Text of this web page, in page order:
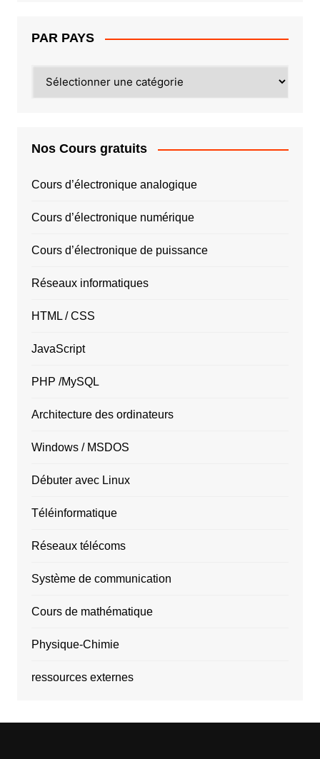
PAR PAYS
PAYS
Nos Cours gratuits
Cours d’électronique analogique
Cours d’électronique numérique
Cours d’électronique de puissance
Réseaux informatiques
HTML / CSS
JavaScript
PHP /MySQL
Architecture des ordinateurs
Windows / MSDOS
Débuter avec Linux
Téléinformatique
Réseaux télécoms
Système de communication
Cours de mathématique
Physique-Chimie
ressources externes